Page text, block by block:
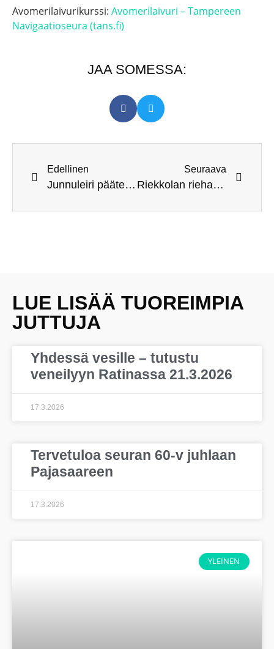
Avomerilaivurikurssi: Avomerilaivuri – Tampereen
Navigaatioseura (tans.fi)
JAA SOMESSA:
Edellinen
Junnuleiri päätettiin juhlavasti hienossa säässä
Seuraava
Riekkolan riehassa ”riehuttiin” tavalliseen tapaan
LUE LISÄÄ TUOREIMPIA
JUTTUJA
Yhdessä vesille – tutustu
veneilyyn Ratinassa 21.3.2026
17.3.2026
Tervetuloa seuran 60-v juhlaan
Pajasaareen
17.3.2026
YLEINEN